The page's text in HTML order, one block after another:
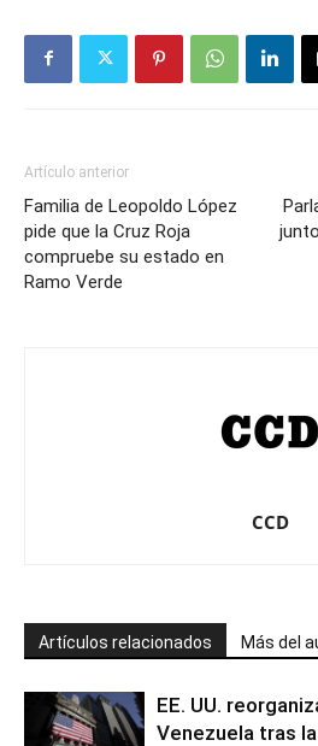
Artículo anterior
Familia de Leopoldo López
pide que la Cruz Roja
compruebe su estado en
Ramo Verde
CCD
Artículos relacionados Más del
EE. UU.
Venezuela tras